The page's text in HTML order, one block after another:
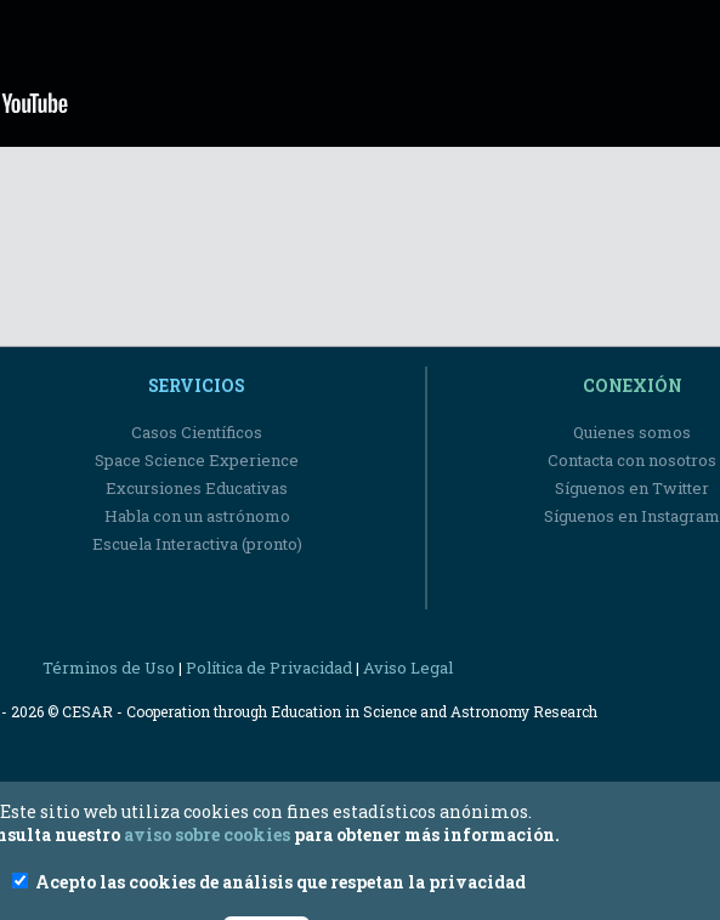
SERVICIOS
Casos Científicos
Space Science Experience
Excursiones Educativas
Habla con un astrónomo
Escuela Interactiva (pronto)
CONEXIÓN
Quienes somos
Contacta con nosotros
Síguenos en Twitter
Síguenos en Instagram
Términos de Uso | Política de Privacidad| Aviso Legal
- 2026 © CESAR - Cooperation through Education in Science and Astronomy Research
Este sitio web utiliza cookies con fines estadísticos anónimos.
nuestro aviso sobre cookiespara obtener más información.
Acepto las cookies de análisis que respetan la privacidad